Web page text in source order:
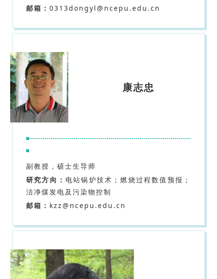
邮箱： 0313dongyl@ncepu.edu.cn
康志忠
副教授，硕士生导师
研究方向： 电站锅炉技术；燃烧过程数值预报；
洁净煤发电及污染物控制
邮箱： kzz@ncepu.edu.cn